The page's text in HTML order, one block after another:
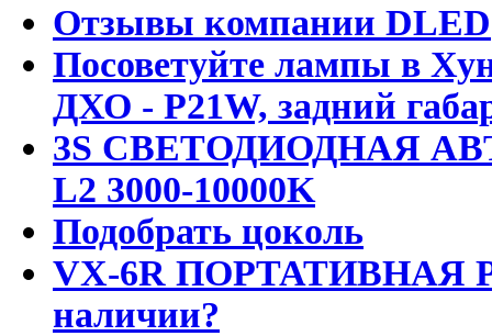
Отзывы компании DLED
Посоветуйте лампы в
ДХО - P21W, задний
3S СВЕТОДИОДНАЯ
L2 3000-10000K
Подобрать цоколь
VX-6R ПОРТАТИВНАЯ
наличии?